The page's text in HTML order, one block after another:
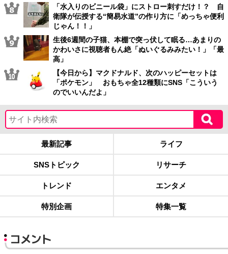
「水入りのビニール袋」にストロー刺すだけ！？ 自
衛隊が伝授する“簡易水道”の作り方に「めっちゃ便利
じゃん！！」
生後6週間の子猫、本棚で突っ伏して眠る…あまりの
かわいさに視聴者もん絶「ぬいぐるみみたい！」「最
高」
【今日から】マクドナルド、次のハッピーセットは
「ポケモン」 おもちゃ全12種類にSNS「こういう
のでいいんだよ」
最新記事 ライフ
SNSトピック リサーチ
トレンド エンタメ
特別企画 特集一覧
コメント